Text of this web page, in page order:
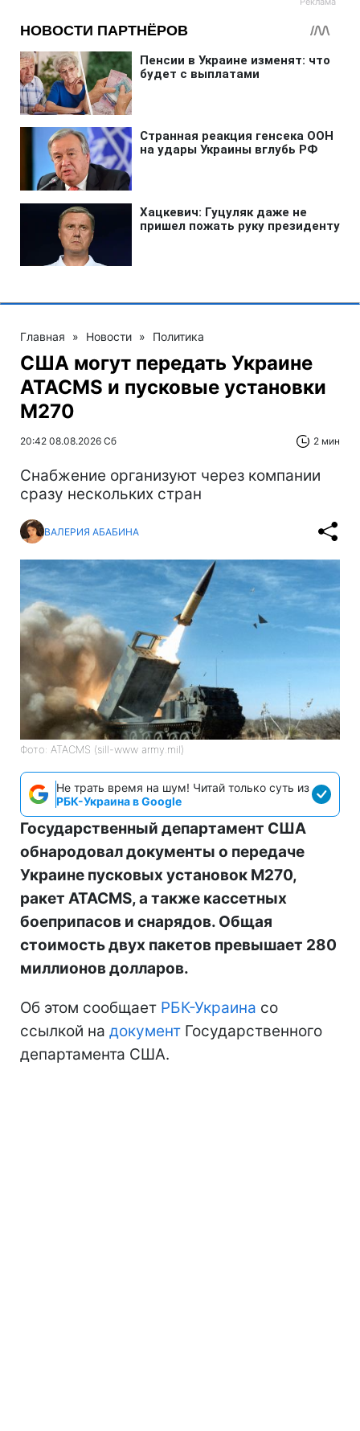
Главная » Новости » Политика
США могут передать Украине
ATACMS и пусковые установки
M270
20:42 08.08.2026 Сб 2 мин
Снабжение организуют через компании
сразу нескольких стран
ВАЛЕРИЯ АБАБИНА
Фото: ATACMS (sill-www army.mil)
Не трать время на шум! Читай только суть из
РБК-Украина в Google
Государственный департамент США
обнародовал документы о передаче
Украине пусковых установок M270,
ракет ATACMS, а также кассетных
боеприпасов и снарядов. Общая
стоимость двух пакетов превышает 280
миллионов долларов.
Об этом сообщает РБК-Украина со
ссылкой на документ Государственного
департамента США.